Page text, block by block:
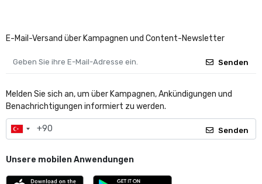
E-Mail-Versand über Kampagnen und Content-Newsletter
Senden
Melden Sie sich an, um über Kampagnen, Ankündigungen und
Benachrichtigungen informiert zu werden.
Senden
Unsere mobilen Anwendungen